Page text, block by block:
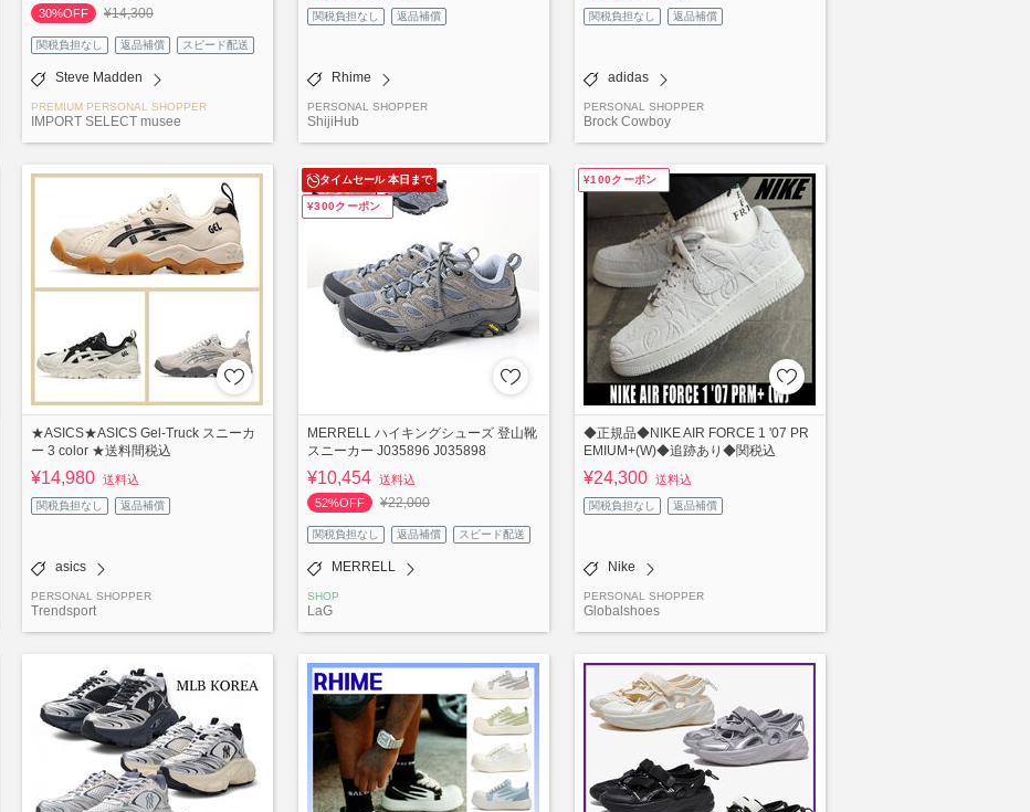
30%OFF
¥14,300
関税負担なし 返品補償 スピード配送
Steve Madden
PREMIUM PERSONAL SHOPPER
IMPORT SELECT musee
関税負担なし 返品補償
Rhime
PERSONAL SHOPPER
ShijiHub
関税負担なし 返品補償
adidas
PERSONAL SHOPPER
Brock Cowboy
★ASICS★ASICS Gel-Truck スニーカ
ー 3 color ★送料間税込
¥14,980 送料込
関税負担なし 返品補償
asics
PERSONAL SHOPPER
Trendsport
タイムセール 本日まで
¥300クーポン
MERRELL ハイキングシューズ 登山靴
スニーカー J035896 J035898
¥10,454 送料込
52%OFF
¥22,000
関税負担なし 返品補償 スピード配送
MERRELL
SHOP
LaG
¥100クーポン
◆正規品◆NIKE AIR FORCE 1 '07 PR
EMIUM+(W)◆追跡あり◆関税込
¥24,300 送料込
関税負担なし 返品補償
Nike
PERSONAL SHOPPER
Globalshoes